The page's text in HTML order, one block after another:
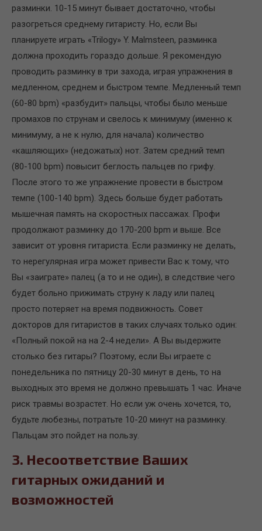
разминки. 10-15 минут бывает достаточно, чтобы
разогреться среднему гитаристу. Но, если Вы
планируете играть «Trilogy» Y. Malmsteen, разминка
должна проходить гораздо дольше. Я рекомендую
проводить разминку в три захода, играя упражнения в
медленном, среднем и быстром темпе. Медленный темп
(60-80 bpm) «разбудит» пальцы, чтобы было меньше
промахов по струнам и свелось к минимуму (именно к
минимуму, а не к нулю, для начала) количество
«кашляющих» (недожатых) нот. Затем средний темп
(80-100 bpm) повысит беглость пальцев по грифу.
После этого то же упражнение провести в быстром
темпе (100-140 bpm). Здесь больше будет работать
мышечная память на скоростных пассажах. Профи
продолжают разминку до 170-200 bpm и выше. Все
зависит от уровня гитариста. Если разминку не делать,
то нерегулярная игра может привести Вас к тому, что
Вы «заиграте» палец (а то и не один), в следствие чего
будет больно прижимать струну к ладу или палец
просто потеряет на время подвижность. Совет
докторов для гитаристов в таких случаях только один:
«Полный покой на на 2-4 недели». А Вы выдержите
столько без гитары? Поэтому, если Вы играете с
понедельника по пятницу 20-30 минут в день, то на
выходных это время не должно превышать 1 час. Иначе
риск травмы возрастет. Но если уж очень хочется, то,
будьте любезны, потратьте 10-20 минут на разминку.
Пальцам это пойдет на пользу.
3. Несоответствие Ваших
гитарных ожиданий и
возможностей